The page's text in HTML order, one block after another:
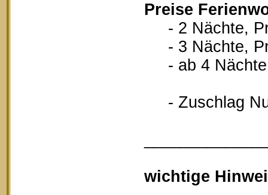
Preise
- 2 Nächte,
- 3 Nächte,
- ab 4 Nächte,
- Zuschlag
wichtige